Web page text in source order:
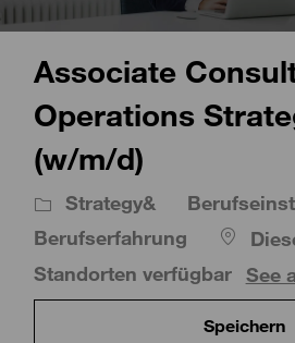
Associate
Operations
(w/m/d)
Strategy&
Berufserfahrung
Standorten verfügbar See
Speichern